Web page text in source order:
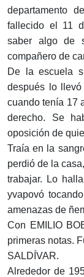
departamento
fallecido el 11
saber algo de
compañero de
De la escuela
después lo llevó
cuando tenía 17
derecho. Se
oposición de
Traía en la
perdió de la
trabajar. Lo
yvapovó
amenazas de
Con EMILIO
primeras notas.
SALDÍVAR.
Alrededor de